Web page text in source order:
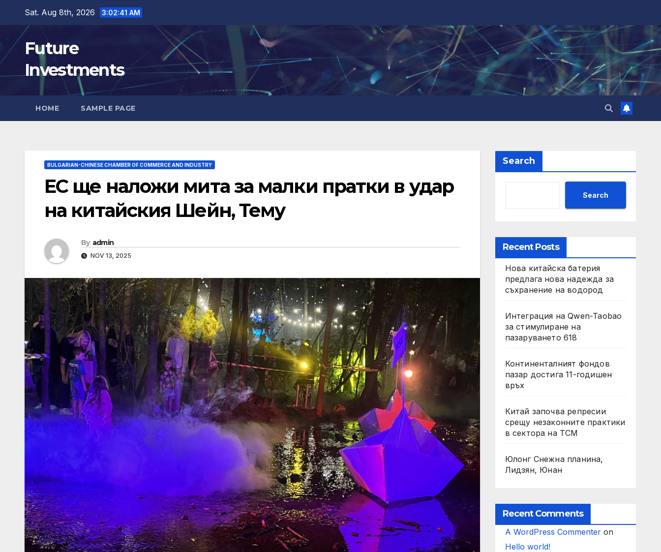
content
Sat. Aug 8th, 2026 3:02:43 AM
Future
Investments
HOME SAMPLE PAGE
BULGARIAN-CHINESE CHAMBER OF COMMERCE AND INDUSTRY
ЕС ще наложи мита за малки пратки в удар
на китайския Шейн, Тему
By admin
NOV 13, 2025
Search
Search
Recent Posts
Нова китайска батерия
предлага нова надежда за
съхранение на водород
Интеграция на Qwen-Taobao
за стимулиране на
пазаруването 618
Континенталният фондов
пазар достига 11-годишен
връх
Китай започва репресии
срещу незаконните практики
в сектора на TCM
Юлонг Снежна планина,
Лидзян, Юнан
Recent Comments
A WordPress Commenteron
Hello world!